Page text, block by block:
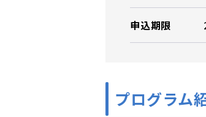
申込期限
プログラム